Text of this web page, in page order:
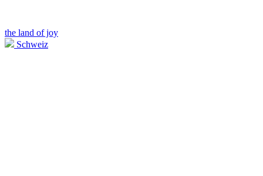
the land of joy
Schweiz